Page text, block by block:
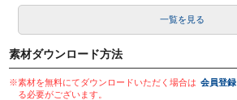
一覧を見る
素材ダウンロード方法
※素材を無料にてダウンロードいただく場合は 会員登録
る必要がございます。